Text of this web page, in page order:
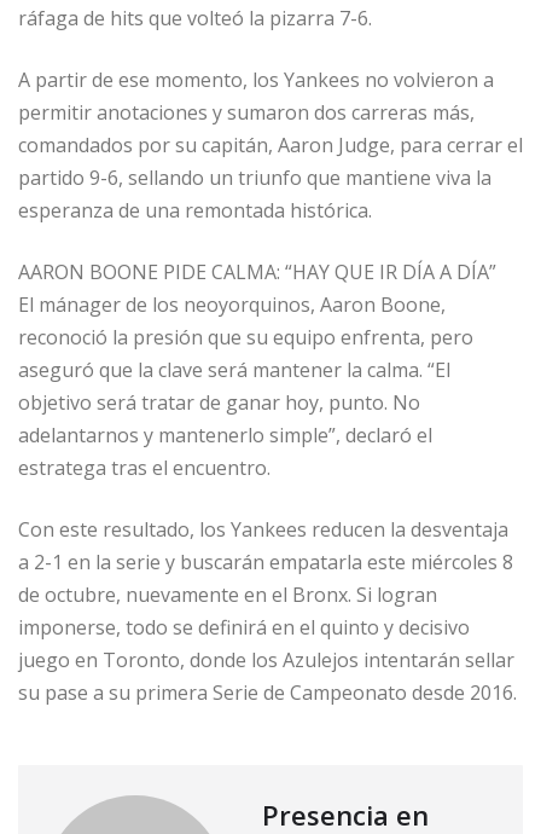
ráfaga de hits que volteó la pizarra 7-6.
A partir de ese momento, los Yankees no volvieron a
permitir anotaciones y sumaron dos carreras más,
comandados por su capitán, Aaron Judge, para cerrar el
partido 9-6, sellando un triunfo que mantiene viva la
esperanza de una remontada histórica.
AARON BOONE PIDE CALMA: “HAY QUE IR DÍA A DÍA”
El mánager de los neoyorquinos, Aaron Boone,
reconoció la presión que su equipo enfrenta, pero
aseguró que la clave será mantener la calma. “El
objetivo será tratar de ganar hoy, punto. No
adelantarnos y mantenerlo simple”, declaró el
estratega tras el encuentro.
Con este resultado, los Yankees reducen la desventaja
a 2-1 en la serie y buscarán empatarla este miércoles 8
de octubre, nuevamente en el Bronx. Si logran
imponerse, todo se definirá en el quinto y decisivo
juego en Toronto, donde los Azulejos intentarán sellar
su pase a su primera Serie de Campeonato desde 2016.
Presencia en